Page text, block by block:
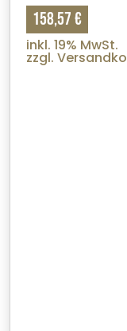
158,57 €
inkl. 19% MwSt.
zzgl.